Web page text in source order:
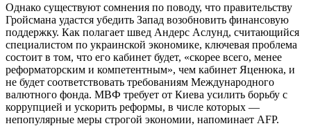
Однако существуют сомнения по поводу, что правительству
Гройсмана удастся убедить Запад возобновить финансовую
поддержку. Как полагает швед Андерс Аслунд, считающийся
специалистом по украинской экономике, ключевая проблема
состоит в том, что его кабинет будет, «скорее всего, менее
реформаторским и компетентным», чем кабинет Яценюка, и
не будет соответствовать требованиям Международного
валютного фонда. МВФ требует от Киева усилить борьбу с
коррупцией и ускорить реформы, в числе которых —
непопулярные меры строгой экономии, напоминает AFP.